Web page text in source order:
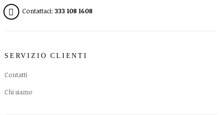
Contattaci: 333 108 1608
SERVIZIO CLIENTI
Contatti
Chi siamo